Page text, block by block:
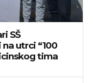
SŠ
utrci “100
tima